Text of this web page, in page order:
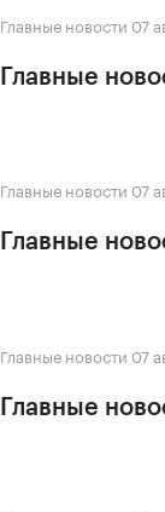
Главные новости 07
Главные
Главные новости 07
Главные
Главные новости 07
Главные